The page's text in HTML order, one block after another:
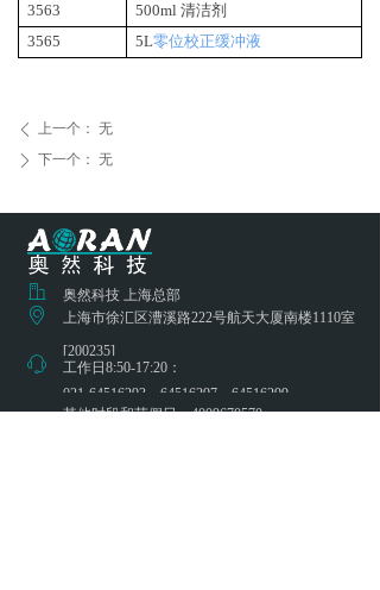
3563
500ml 清洁剂
3565
5L零位校正缓冲液
ꄴ 上一个： 无
ꄲ 下一个： 无
奥然科技 上海总部
ꀷ
ꁱ
ꀶ
上海市徐汇区漕溪路222号航天大厦南楼1110室
[200235]
工作日8:50-17:20：
021-64516293，64516297，64516299
其他时段和节假日：4009670570